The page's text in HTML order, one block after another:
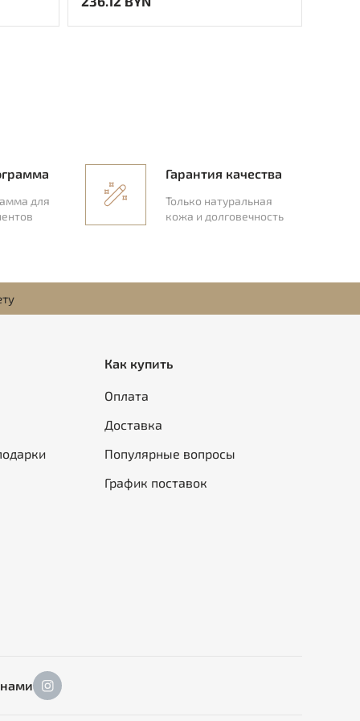
для
Гарантия качества
Только натуральная
кожа и долговечность
Как купить
Оплата
Доставка
Популярные вопросы
График поставок